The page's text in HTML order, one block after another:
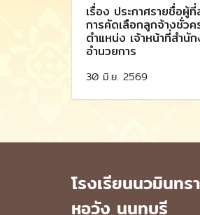
เรื่อง ประกาศรายชื่อผู้
การคัดเลือกลูกจ้างชั่วค
ตำแหน่ง เจ้าหน้าที่สำนั
อำนวยการ
30 มิ.ย. 2569
โรงเรียนนวมินท
หอวัง นนทบุรี